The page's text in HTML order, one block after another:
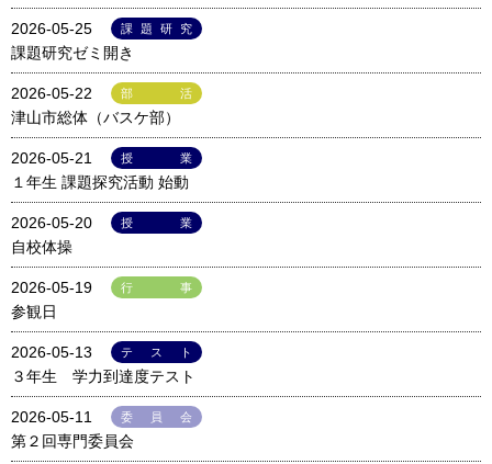
2026-05-25 課題研究
課題研究ゼミ開き
2026-05-22 部活
津山市総体（バスケ部）
2026-05-21 授業
１年生 課題探究活動 始動
2026-05-20 授業
自校体操
2026-05-19 行事
参観日
2026-05-13 テスト
３年生 学力到達度テスト
2026-05-11 委員会
第２回専門委員会